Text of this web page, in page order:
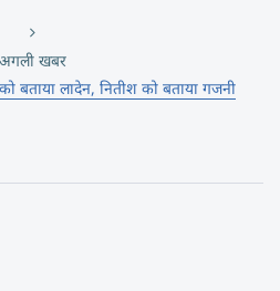
अगली खबर
बताया लादेन, नितीश को बताया गजनी